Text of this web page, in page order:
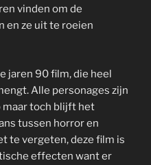
vinden om de
en ze uit te roeien
jaren 90 film, die heel
Alle personages zijn
maar toch blijft het
tussen horror en
te vergeten, deze film is
effecten want er